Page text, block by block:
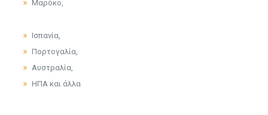
Μαρόκο,
Ισπανία,
Πορτογαλία,
Αυστραλία,
ΗΠΑ και άλλα